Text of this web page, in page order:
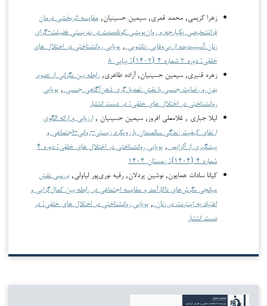
زهرا کریمی, محمد قمری, سیمین حسینیان, مقایسه اثربخشی درمان
فراتشخیصی یکپارچه و روان‌پویشی کوتاه‌مدت در بهزیستی فضیلت-گرای
زنان آسیب‌دیده از بی‌وفایی زناشویی , پویایی روانشناختی در اختلال های
خلقی: دوره ۲ شماره ۴ (۱۴۰۲): پیاپی ۸
زهره قنبری, سیمین حسینیان, آزاده طاهری,رابطه بین نگرانی از تصویر
بدن و رضایت جنسی با نقش تعدیل‌گری ذهن‌آگاهی جنسی , پویایی
روانشناختی در اختلال های خلقی: در دست انتشار
لیلا جباری , غلامعلی افروز, سیمین حسینیان , ارزیابی و ارائه الگوی
ارتقای کیفیت زندگی سالمندان با رویکرد زیستی–روانی–اجتماعی و
پیشگیری از آلزایمر ,
پویایی روانشناختی در اختلال های خلقی: دوره ۴
شماره ۴ (۱۴۰۴): زمستان ۱۴۰۴
کیانا سادات همایون, نوشین پردلان, رقیه نوری‌پور لیاولی,بررسی نقش
میانجی نگرش‌های ناکارآمد و مقایسه اجتماعی در رابطه بین کمال‌گرایی و
اعتیاد به اینترنت در زنان , پویایی روانشناختی در اختلال های خلقی: در
دست انتشار